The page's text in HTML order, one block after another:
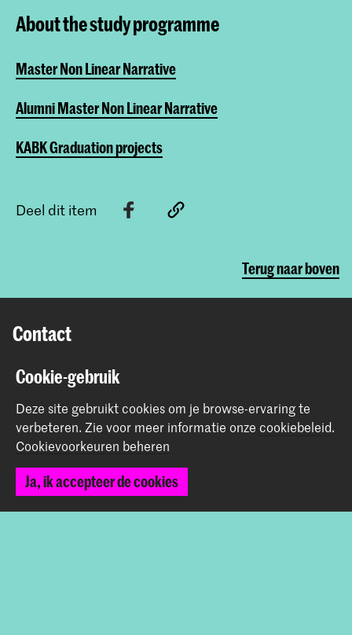
About the study programme
Master Non Linear Narrative
Alumni Master Non Linear Narrative
KABK Graduation projects
Deel dit item
Terug naar boven
Contact
Prinsessegracht 4
2514 AN Den Haag
+31 (0) 70 315 47 77
communication@kabk.nl
Start je aanmelding hier
Werken bij de KABK
Cookie-gebruik
Deze site gebruikt cookies om je browse-ervaring te
verbeteren. Zie voor meer informatie onze cookiebeleid.
Cookievoorkeuren beheren
Ja, ik accepteer de cookies